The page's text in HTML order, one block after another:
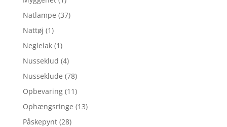
Natlampe (37)
Nattøj (1)
Neglelak (1)
Nusseklud (4)
Nusseklude (78)
Opbevaring (11)
Ophængsringe (13)
Påskepynt (28)